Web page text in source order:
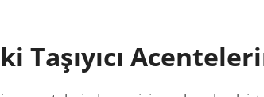
Taşıyıcı